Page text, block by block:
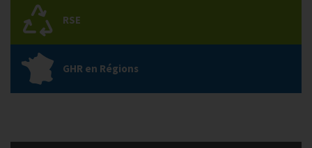
RSE
GHR en Régions